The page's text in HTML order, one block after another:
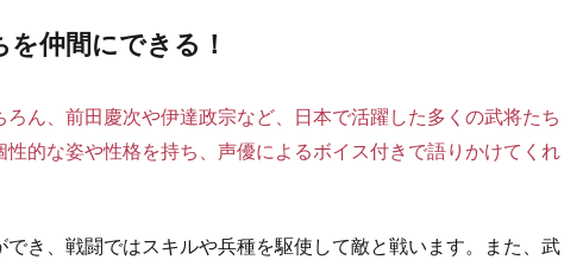
仲間にできる！
ん、前田慶次や伊達政宗など、日本で活躍した多くの武将たち
的な姿や性格を持ち、声優によるボイス付きで語りかけてくれ
き、戦闘ではスキルや兵種を駆使して敵と戦います。また、武